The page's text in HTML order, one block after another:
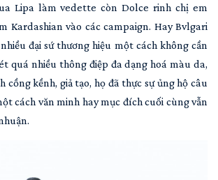
Lipa làm vedette còn Dolce rinh chị em
Kardashian vào các campaign. Hay Bvlgari
đại sứ thương hiệu một cách không cần
quá nhiều thông điệp đa dạng hoá màu da,
cồng kềnh, giả tạo, họ đã thực sự ủng hộ câu
cách văn minh hay mục đích cuối cùng vẫn